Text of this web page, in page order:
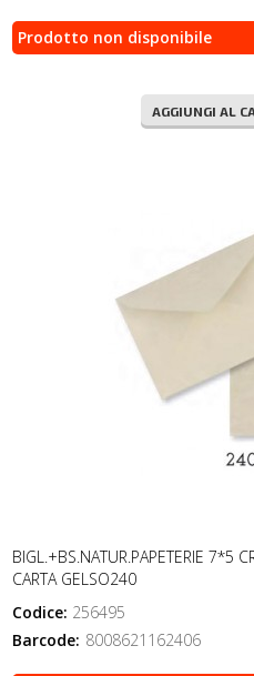
Prodotto non disponibile
AGGIUNGI AL
BIGL.+BS.NATUR.PAPETERIE 7*5
CARTA GELSO240
Codice: 256495
Barcode: 8008621162406